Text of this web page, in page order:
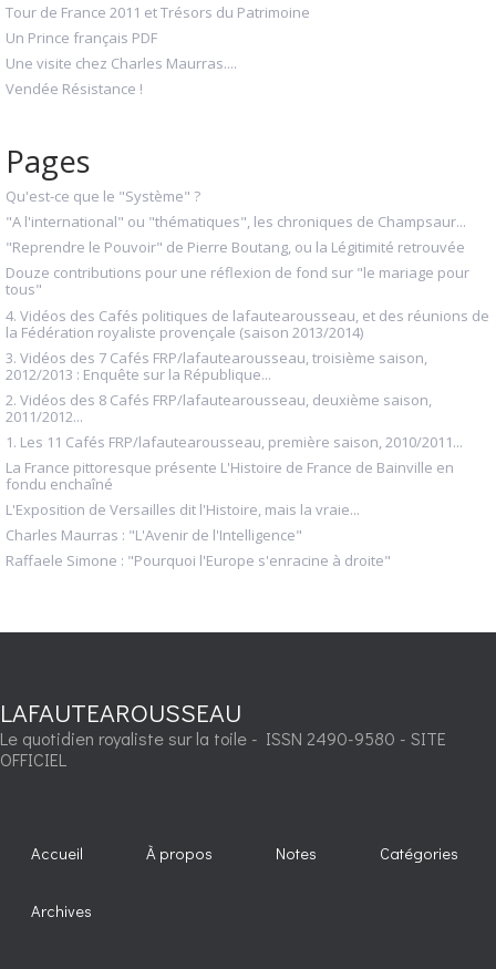
Tour de France 2011 et Trésors du Patrimoine
Un Prince français PDF
Une visite chez Charles Maurras....
Vendée Résistance !
Pages
Qu'est-ce que le "Système" ?
"A l'international" ou "thématiques", les chroniques de Champsaur...
"Reprendre le Pouvoir" de Pierre Boutang, ou la Légitimité retrouvée
Douze contributions pour une réflexion de fond sur "le mariage pour
tous"
4. Vidéos des Cafés politiques de lafautearousseau, et des réunions de
la Fédération royaliste provençale (saison 2013/2014)
3. Vidéos des 7 Cafés FRP/lafautearousseau, troisième saison,
2012/2013 : Enquête sur la République...
2. Vidéos des 8 Cafés FRP/lafautearousseau, deuxième saison,
2011/2012...
1. Les 11 Cafés FRP/lafautearousseau, première saison, 2010/2011...
La France pittoresque présente L'Histoire de France de Bainville en
fondu enchaîné
L'Exposition de Versailles dit l'Histoire, mais la vraie...
Charles Maurras : "L'Avenir de l'Intelligence"
Raffaele Simone : "Pourquoi l'Europe s'enracine à droite"
LAFAUTEAROUSSEAU
Le quotidien royaliste sur la toile - ISSN 2490-9580 - SITE
OFFICIEL
Accueil À propos Notes Catégories
Archives